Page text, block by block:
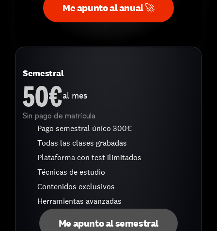
Me apunto al anual 🚀
Semestral
50€al mes
Sin pago de matrícula
Pago semestral único 300€
Todas las clases grabadas
Plataforma con test ilimitados
Técnicas de estudio
Contenidos exclusivos
Herramientas avanzadas
Me apunto al semestral